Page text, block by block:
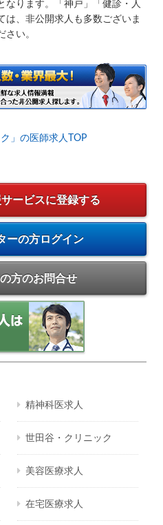
なります。「神戸」「健診・人
は、非公開求人も多数ございま
さい。
」の医師求人TOP
ービスに登録する
ーの方ログイン
方のお問合せ
精神科医求人
世田谷・クリニック
美容医療求人
在宅医療求人